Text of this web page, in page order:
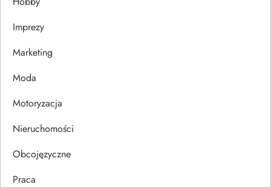
a
w
p
i
s
u
Imprezy
Marketing
Moda
Motoryzacja
Nieruchomości
Obcojęzyczne
Praca